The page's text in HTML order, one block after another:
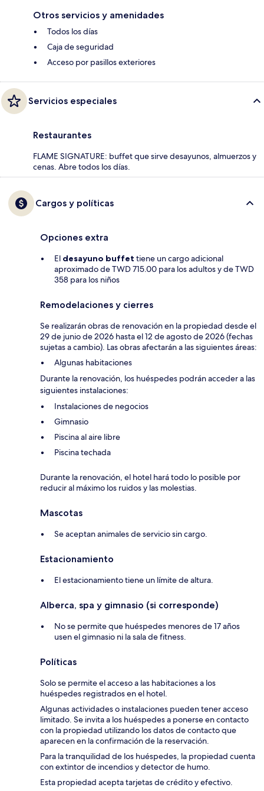
Otros servicios y amenidades
Todos los días
Caja de seguridad
Acceso por pasillos exteriores
Servicios especiales
Restaurantes
FLAME SIGNATURE: buffet que sirve desayunos, almuerzos y
cenas. Abre todos los días.
Cargos y políticas
Opciones extra
El desayuno buffet tiene un cargo adicional
aproximado de TWD 715.00 para los adultos y de TWD
358 para los niños
Remodelaciones y cierres
Se realizarán obras de renovación en la propiedad desde el
29 de junio de 2026 hasta el 12 de agosto de 2026 (fechas
sujetas a cambio). Las obras afectarán a las siguientes áreas:
Algunas habitaciones
Durante la renovación, los huéspedes podrán acceder a las
siguientes instalaciones:
Instalaciones de negocios
Gimnasio
Piscina al aire libre
Piscina techada
Durante la renovación, el hotel hará todo lo posible por
reducir al máximo los ruidos y las molestias.
Mascotas
Se aceptan animales de servicio sin cargo.
Estacionamiento
El estacionamiento tiene un límite de altura.
Alberca, spa y gimnasio (si corresponde)
No se permite que huéspedes menores de 17 años
usen el gimnasio ni la sala de fitness.
Políticas
Solo se permite el acceso a las habitaciones a los
huéspedes registrados en el hotel.
Algunas actividades o instalaciones pueden tener acceso
limitado. Se invita a los huéspedes a ponerse en contacto
con la propiedad utilizando los datos de contacto que
aparecen en la confirmación de la reservación.
Para la tranquilidad de los huéspedes, la propiedad cuenta
con extintor de incendios y detector de humo.
Esta propiedad acepta tarjetas de crédito y efectivo.